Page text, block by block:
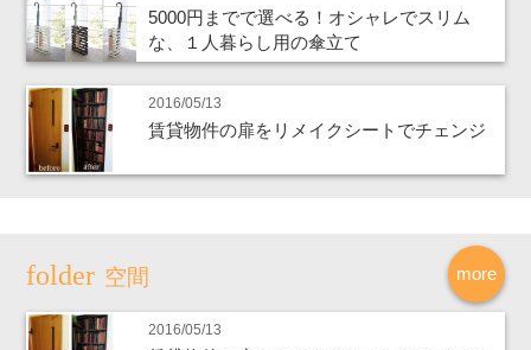
5000円までで選べる！オシャレでスリム
な、１人暮らし用の傘立て
2016/05/13
賃貸物件の扉をリメイクシートでチェンジ
more
空間
2016/05/13